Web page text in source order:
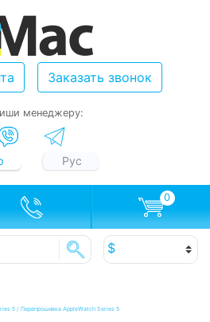
Заказать звонок
менеджеру:
Рус
0
5 / Перепрошивка AppleWatch Series 5